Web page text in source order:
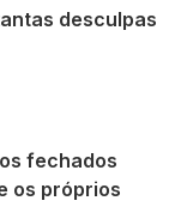
desculpas
fechados
os próprios